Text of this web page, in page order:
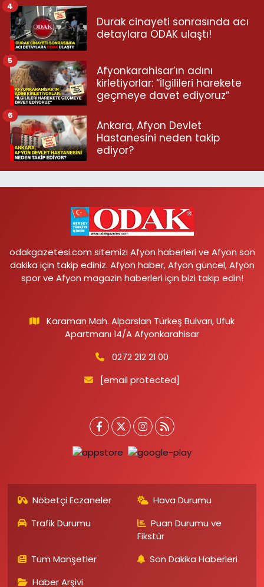
Durak cinayeti sonrasında acı
detaylara ODAK ulaştı!
4
Afyonkarahisar’ın adını
kirletiyorlar: “İlgilileri harekete
geçmeye davet ediyoruz”
5
Ankara, Afyon Devlet
Hastanesini neden takip
ediyor?
6
odakgazetesi.com sitemizi Afyon haberleri ve Afyon son
dakika için takip ediniz. Afyon haber, Afyon güncel, Afyon
spor ve Afyon magazin haberleri için bizi takip edin!
Karaman Mah. Alparslan Türkeş Bulvarı, Ufuk
Apartmanı 14/A Afyonkarahisar
0272 212 21 00
[email protected]
Nöbetçi Eczaneler
Hava Durumu
Trafik Durumu
Puan Durumu ve
Fikstür
Tüm Manşetler
Son Dakika Haberleri
Haber Arşivi